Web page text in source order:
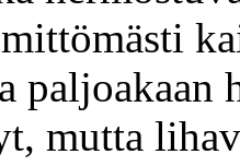
mutta